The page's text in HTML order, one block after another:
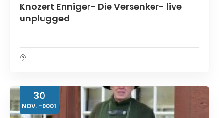
Knozert Enniger- Die Versenker- live
unplugged
30
NOV. -0001